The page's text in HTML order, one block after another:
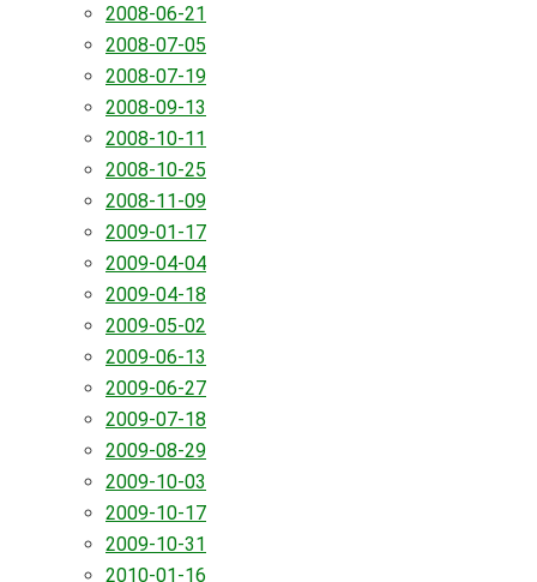
2008-06-21
2008-07-05
2008-07-19
2008-09-13
2008-10-11
2008-10-25
2008-11-09
2009-01-17
2009-04-04
2009-04-18
2009-05-02
2009-06-13
2009-06-27
2009-07-18
2009-08-29
2009-10-03
2009-10-17
2009-10-31
2010-01-16